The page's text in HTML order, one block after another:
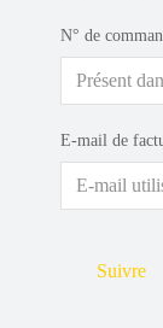
N° de
E-mail de
Suivre